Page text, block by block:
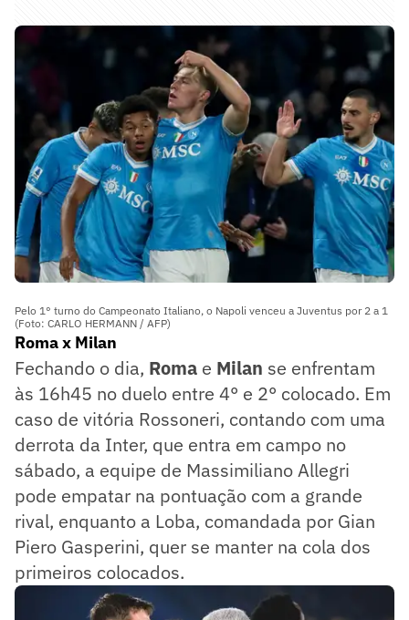
Pelo 1° turno do Campeonato Italiano, o Napoli venceu a Juventus por 2 a 1
(Foto: CARLO HERMANN / AFP)
Roma x Milan
Fechando o dia, Roma e Milan se enfrentam
às 16h45 no duelo entre 4° e 2° colocado. Em
caso de vitória Rossoneri, contando com uma
derrota da Inter, que entra em campo no
sábado, a equipe de Massimiliano Allegri
pode empatar na pontuação com a grande
rival, enquanto a Loba, comandada por Gian
Piero Gasperini, quer se manter na cola dos
primeiros colocados.